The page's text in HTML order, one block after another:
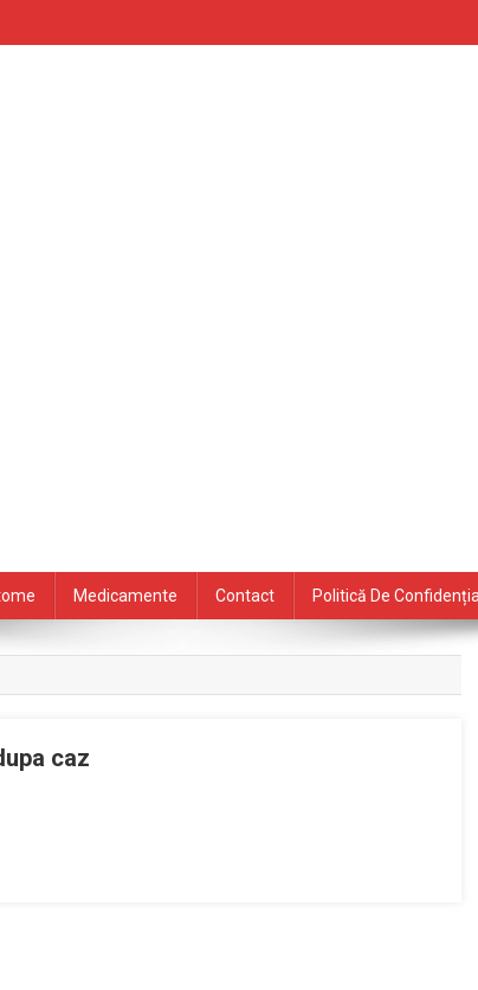
Medicamente Contact Politică De
caz